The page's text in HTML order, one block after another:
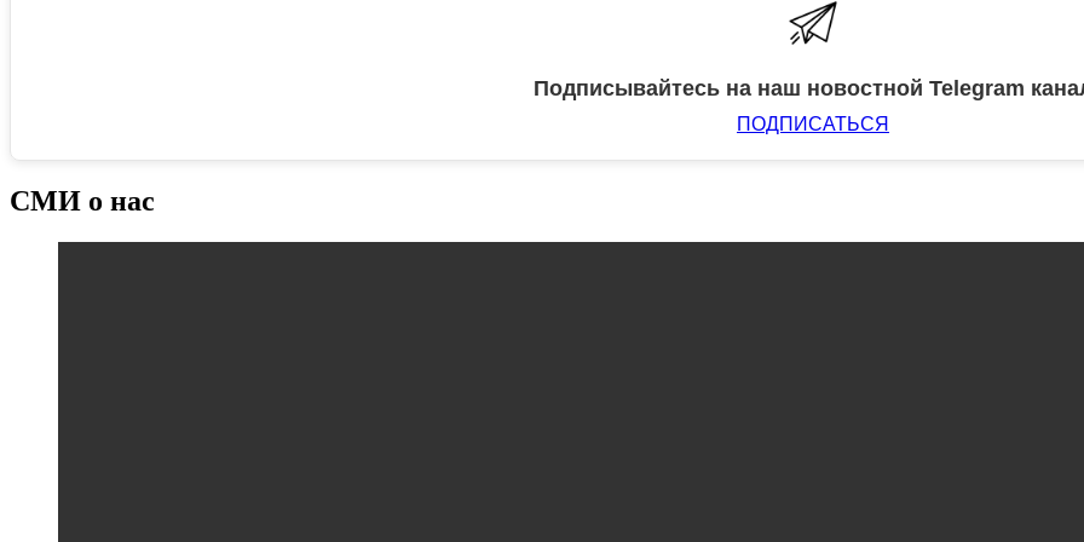
Подписывайтесь на наш новостной Telegram
ПОДПИСАТЬСЯ
СМИ о нас